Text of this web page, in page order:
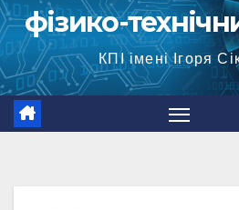
фізико-
КПІ імені Ігоря